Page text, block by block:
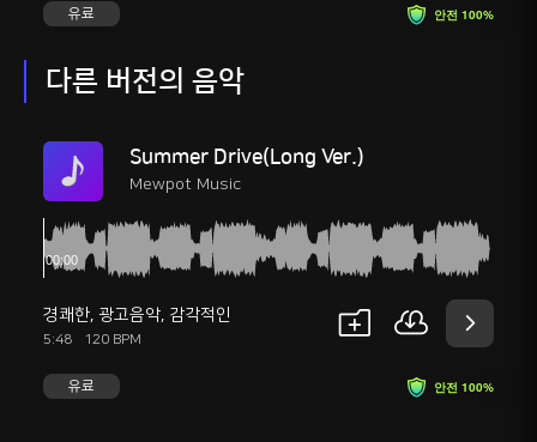
안전 100%
유료
다른 버전의 음악
Summer Drive(Long Ver.)
Mewpot Music
경쾌한, 광고음악, 감각적인
5:48 120 BPM
안전 100%
유료